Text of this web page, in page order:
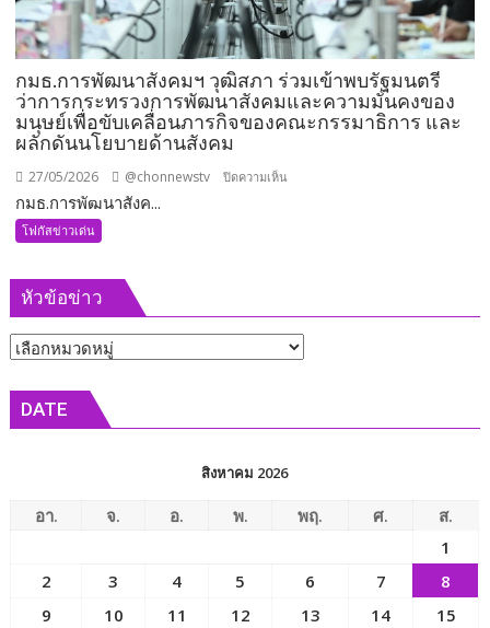
งาน
ทันที
กมธ.การพัฒนาสังคมฯ วุฒิสภา ร่วมเข้าพบรัฐมนตรี
ว่าการกระทรวงการพัฒนาสังคมและความมั่นคงของ
มนุษย์เพื่อขับเคลื่อนภารกิจของคณะกรรมาธิการ และ
ผลักดันนโยบายด้านสังคม
27/05/2026 @chonnewstv ปิดความเห็น
เข้า
พบ
และ
ของ
มนุษย์
กมธ.การพัฒนาสังค...
โฟกัสข่าวเด่น
หัวข้อข่าว
หัวข้อ
DATE
สิงหาคม 2026
อา. จ. อ. พ. พฤ. ศ.
ส.
1
2
3 4 5 6 7
8
9
10 11 12 13 14
15